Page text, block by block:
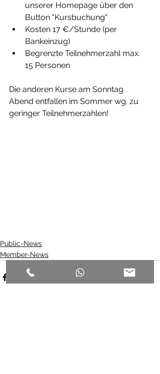
unserer Homepage über den
Button "Kursbuchung"
Kosten 17 €/Stunde (per
Bankeinzug)
Begrenzte Teilnehmerzahl max.
15 Personen
Die anderen Kurse am Sonntag
Abend entfallen im Sommer wg. zu
geringer Teilnehmerzahlen!
Public-News
Member-News